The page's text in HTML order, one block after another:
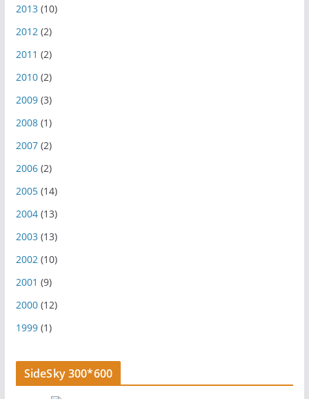
2013(10)
2012(2)
2011 (2)
2010(2)
2009(3)
2008(1)
2007(2)
2006(2)
2005(14)
2004(13)
2003(13)
2002(10)
2001 (9)
2000(12)
1999(1)
SideSky 300*600